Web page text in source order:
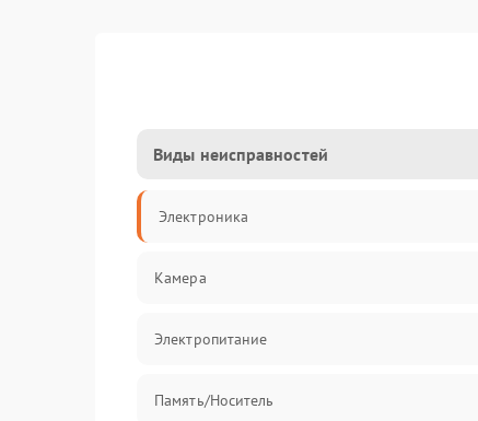
Виды неисправностей
Электроника
Камера
Электропитание
Память/Носитель